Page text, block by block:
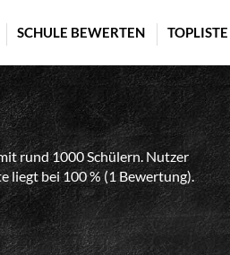
SCHULE BEWERTEN TOPLISTE
rund 1000 Schülern. Nutzer
liegt bei 100 % (1 Bewertung).